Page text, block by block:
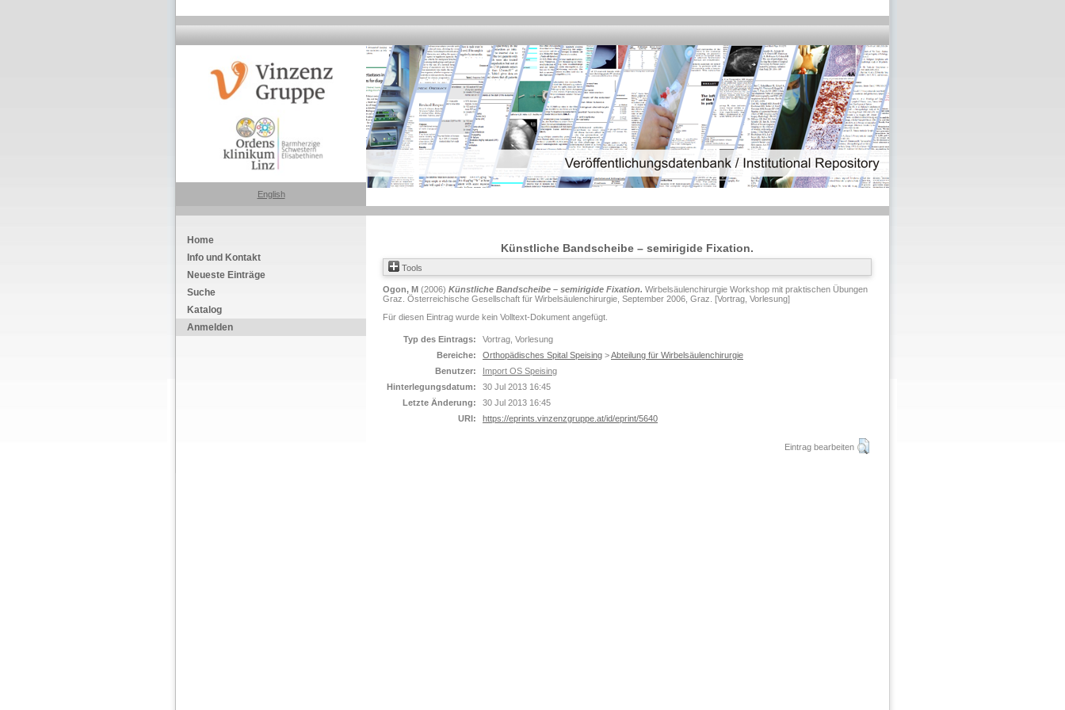
English
Home
Info und Kontakt
Neueste Einträge
Suche
Katalog
Anmelden
Künstliche Bandscheibe – semirigide Fixation.
Tools
Ogon, M (2006) Künstliche Bandscheibe – semirigide Fixation. Wirbelsäulenchirurgie Workshop mit praktischen Übungen
Graz. Österreichische Gesellschaft für Wirbelsäulenchirurgie, September 2006, Graz. [Vortrag, Vorlesung]
Für diesen Eintrag wurde kein Volltext-Dokument angefügt.
Typ des Eintrags:
Vortrag, Vorlesung
Bereiche:
Orthopädisches Spital Speising >Abteilung für Wirbelsäulenchirurgie
Benutzer:
Import OS Speising
Hinterlegungsdatum:
30 Jul 2013 16:45
Letzte Änderung:
30 Jul 2013 16:45
URI:
https://eprints.vinzenzgruppe.at/id/eprint/5640
Eintrag bearbeiten